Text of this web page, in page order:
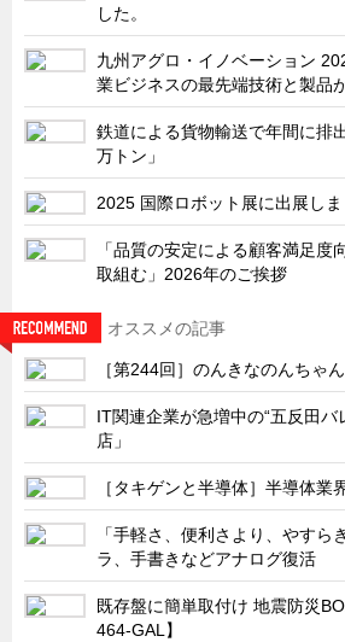
半導体製造装置関連
共同溝・無電柱化関連
サーバーラック・エンクロジャー
特装車・バス・トラック関連
自動販売機・自動改札機関連
鉄道車両・駅舎関連
営業、丸ごとフカボリ
新製品開発最前線
Before After
隠れた名品
旬の野菜とタキゲン製品
PICK UP NEWS
ポンチ絵の基礎と描き方
図面の見方・書き方
した。
九州アグロ・イノベーション
業ビジネスの最先端技術と製品
鉄道による貨物輸送で年間に排
万トン」
2025 国際ロボット展に出展し
「品質の安定による顧客満足度
取組む」2026年のご挨拶
オススメの記事
［第244回］のんきなのんちゃん
IT関連企業が急増中の“五反田バ
店」
［タキゲンと半導体］半導体業
「手軽さ、便利さより、やすら
ラ、手書きなどアナログ復活
既存盤に簡単取付け 地震防災
464-GAL】